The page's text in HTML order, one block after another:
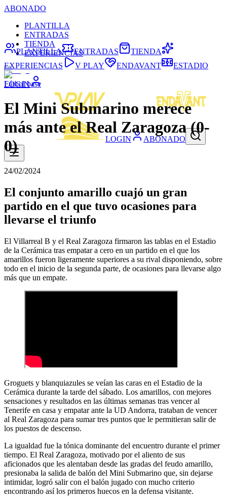
ABONADO
PLANTILLA
ENTRADAS
TIENDA
EXPERIENCIAS
LOGIN
LOGIN ABONADO
PLANTILLA ENTRADAS
TIENDA
EXPERIENCIAS
V PLAY ENDAVANT ESTADIO
Fútbol base
El Mini Submarino merece
más ante el Real Zaragoza (0-
0)
24/02/2024
El conjunto amarillo cuajó un gran
partido en el que tuvo ocasiones para
llevarse el triunfo
El Villarreal B y el Real Zaragoza firmaron las tablas en el Estadio
de la Cerámica tras empatar a cero en un partido en el que los
amarillos fueron ligeramente superiores a su rival disponiendo, sobre
todo en el inicio de la segunda parte, de ocasiones para llevarse algo
más que un empate.
Groguets y blanquiazules se veían las caras en el Estadio de la
Cerámica durante la tarde del sábado. Los amarillos, con mejores
sensaciones y resultados en las últimas semanas tras vencer al
Tenerife en casa y empatar ante la UD Andorra, trataban de vencer
al Real Zaragoza para sumar tres puntos que le permitieran salir de
los puestos de descenso.
La igualdad fue la tónica dominante del encuentro durante el primer
tiempo. El Real Zaragoza, motivado por el aliento de sus
aficionados que les alentaban desde las gradas del feudo amarillo,
presionaba la salida de balón del Mini Submarino que, sin dejarse
intimidar, logró salir con el balón jugado con mucho criterio
encontrando así los primeros huecos en la defensa visitante.